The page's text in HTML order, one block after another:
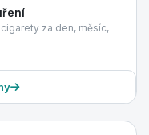
za den, měsíc,